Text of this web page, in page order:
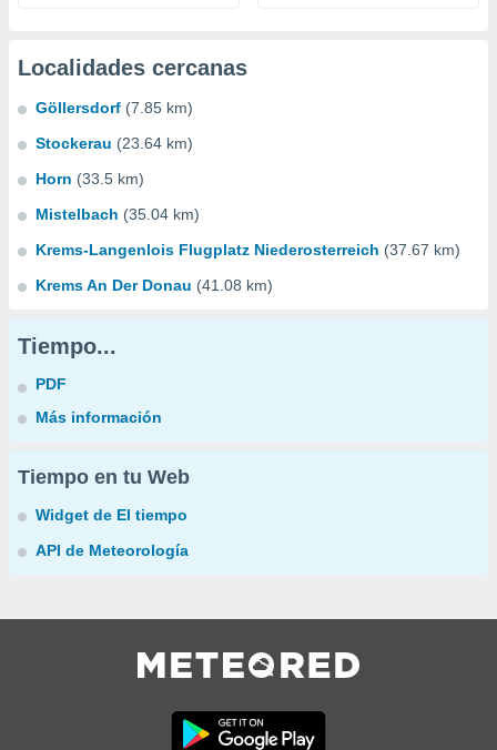
Localidades cercanas
Göllersdorf (7.85 km)
Stockerau (23.64 km)
Horn (33.5 km)
Mistelbach (35.04 km)
Krems-Langenlois Flugplatz Niederosterreich (37.67 km)
Krems An Der Donau (41.08 km)
Tiempo...
PDF
Más información
Tiempo en tu Web
Widget de El tiempo
API de Meteorología